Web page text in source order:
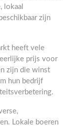
lokaal
zijn
heeft vele
prijs voor
zijn die winst
hun bedrijf
Lokale boeren